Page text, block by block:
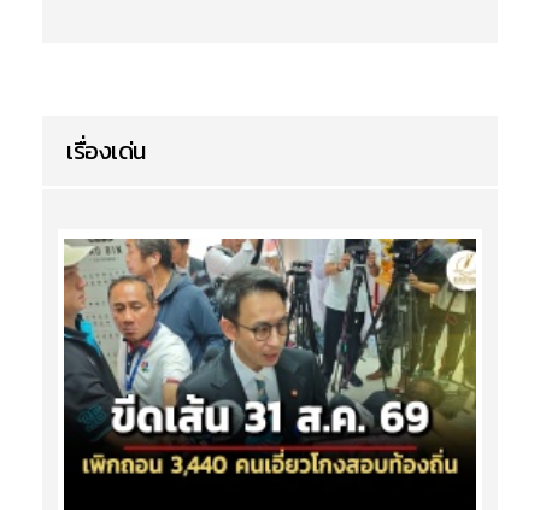
เรื่องเด่น